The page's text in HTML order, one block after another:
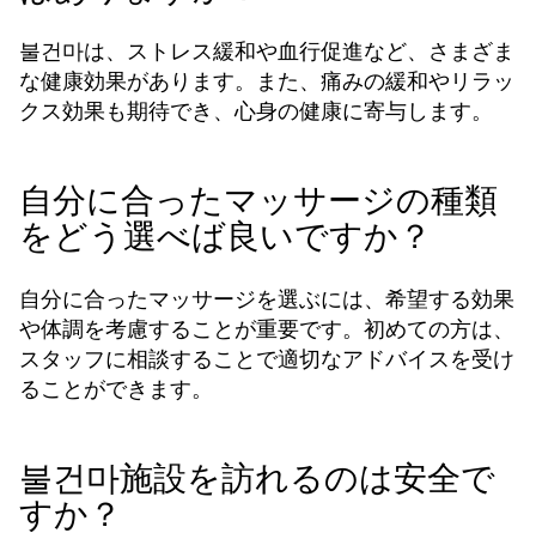
불건마は、ストレス緩和や血行促進など、さまざま
な健康効果があります。また、痛みの緩和やリラッ
クス効果も期待でき、心身の健康に寄与します。
自分に合ったマッサージの種類
をどう選べば良いですか？
自分に合ったマッサージを選ぶには、希望する効果
や体調を考慮することが重要です。初めての方は、
スタッフに相談することで適切なアドバイスを受け
ることができます。
불건마施設を訪れるのは安全で
すか？